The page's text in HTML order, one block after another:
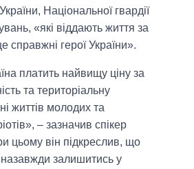
Національної гвардії
«які віддають життя за
справжні герої України».
платить найвищу ціну за
та територіальну
життів молодих та
– зазначив спікер
цьому він підкреслив, що
залишитись у